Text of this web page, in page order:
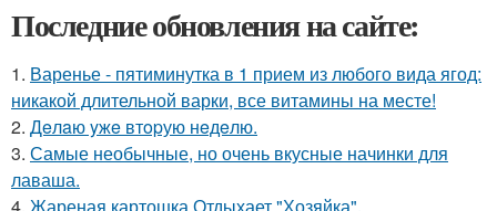
Последние обновления на сайте:
1. Варенье - пятиминутка в 1 прием из любого вида ягод:
никакой длительной варки, все витамины на месте!
2. Дeлaю yжe втopую нeдeлю.
3. Самые необычные, но очень вкусные начинки для
лаваша.
4. Жареная картошка Отдыхает "Хозяйка".